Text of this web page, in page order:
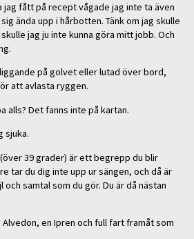
fått på recept vågade jag inte ta även
ända upp i hårbotten. Tänk om jag skulle
jag ju inte kunna göra mitt jobb. Och
på golvet eller lutad över bord,
att avlasta ryggen.
alls? Det fanns inte på kartan.
sjuka.
39 grader) är ett begrepp du blir
tar du dig inte upp ur sängen, och då är
samtal som du gör. Du är då nästan
en Ipren och full fart framåt som